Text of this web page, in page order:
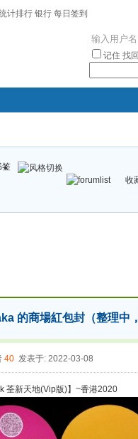
计排行 银行 每日签到
记住 找
签
收
的商場紅包封（整理中
40 发表于: 2022-03-08
荃新天地(Vip版)】~香港2020